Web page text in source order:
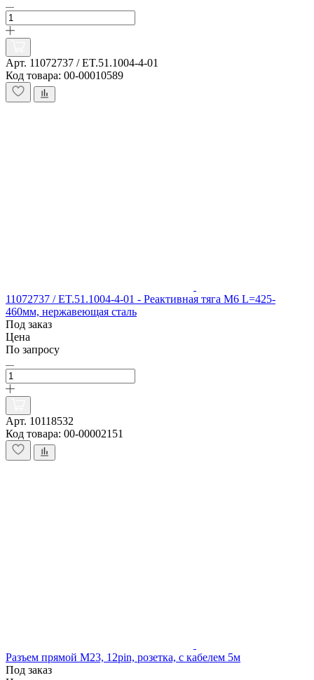
Арт. 11072737 / ET.51.1004-4-01
Код товара: 00-00010589
11072737 / ET.51.1004-4-01 - Реактивная тяга M6 L=425-
460мм, нержавеющая сталь
Под заказ
Цена
По запросу
Арт. 10118532
Код товара: 00-00002151
Разъем прямой M23, 12pin, розетка, с кабелем 5м
Под заказ